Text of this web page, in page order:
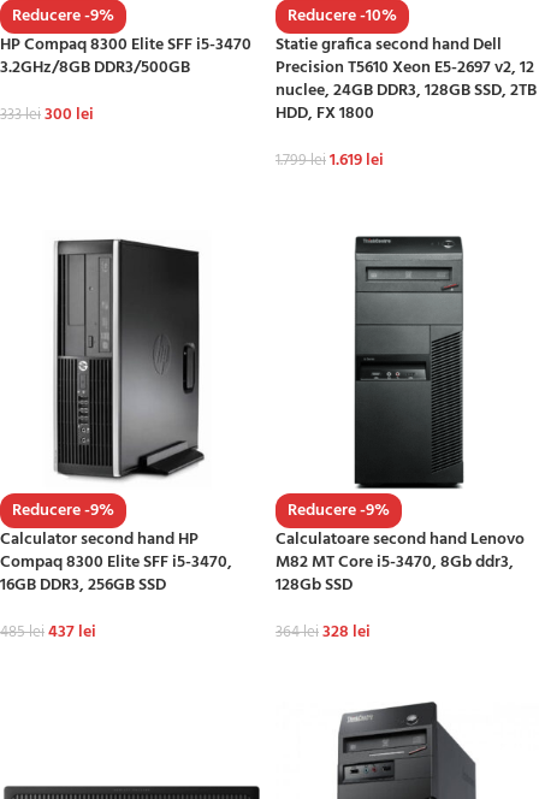
Reducere -9%
HP Compaq 8300 Elite SFF i5-3470
3.2GHz/8GB DDR3/500GB
333lei300 lei
Reducere -10%
Statie grafica second hand Dell
Precision T5610 Xeon E5-2697 v2, 12
nuclee, 24GB DDR3, 128GB SSD, 2TB
HDD, FX 1800
1.799lei1.619lei
Reducere -9%
Calculator second hand HP
Compaq 8300 Elite SFF i5-3470,
16GB DDR3, 256GB SSD
485lei437lei
Reducere -9%
Calculatoare second hand Lenovo
M82 MT Core i5-3470, 8Gb ddr3,
128Gb SSD
364lei328 lei